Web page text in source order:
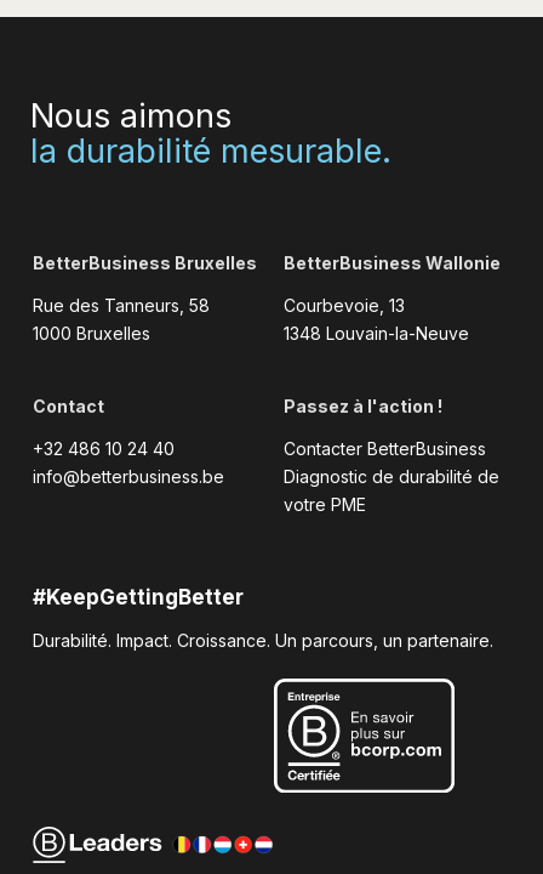
Nous aimons
la durabilité mesurable.
BetterBusiness Bruxelles
Rue des Tanneurs, 58
1000 Bruxelles
BetterBusiness Wallonie
Courbevoie, 13
1348 Louvain-la-Neuve
Contact
+32 486 10 24 40
info@betterbusiness.be
Passez à l'action !
Contacter BetterBusiness
Diagnostic de durabilité de
votre PME
#KeepGettingBetter
Durabilité. Impact. Croissance. Un parcours, un partenaire.